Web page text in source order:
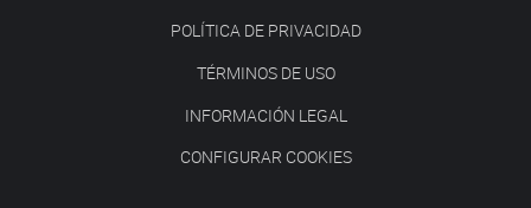
POLÍTICA DE PRIVACIDAD
TÉRMINOS DE USO
INFORMACIÓN LEGAL
CONFIGURAR COOKIES